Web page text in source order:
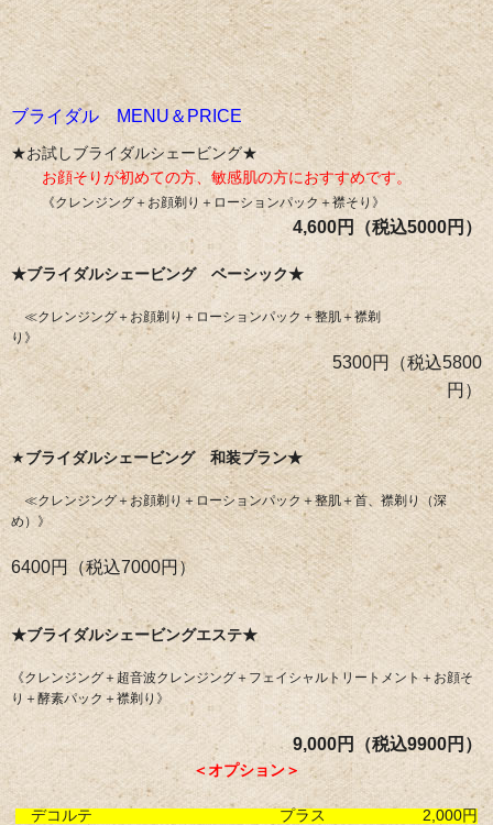
ブライダル MENU＆PRICE
★お試しブライダルシェービング★
​ お顔そりが初めての方、敏感肌の方におすすめです。
《クレンジング＋お顔剃り＋ローションパック＋襟そり》
4,600円（税込5000円）
★ブライダルシェービング ベーシック★
≪クレンジング＋お顔剃り＋ローションパック＋整肌＋襟剃
り》
5300円（税込5800
円）
★ブライダルシェービング 和装プラン★
≪クレンジング＋お顔剃り＋ローションパック＋整肌＋首、襟剃り（深
め）》
6400円（税込7000円）
★ブライダルシェービングエステ★
《クレンジング＋超音波クレンジング＋フェイシャルトリートメント＋お顔そ
り＋酵素パック＋襟剃り》
9,000円（税込9900円）
＜オプション＞
デコルテ プラス 2,000円